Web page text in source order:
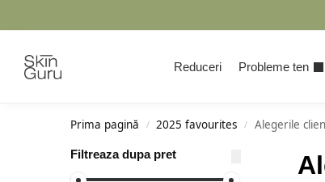
Reduceri Probleme ten
Prima pagină / 2025 favourites / Alegerile
Filtreaza dupa pret